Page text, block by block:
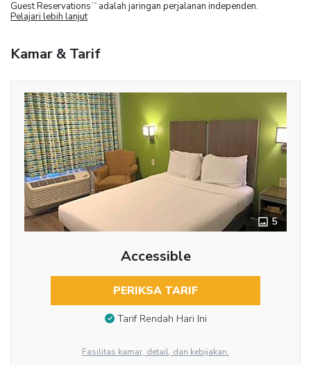
Guest Reservations TM
adalah jaringan perjalanan independen.
Pelajari lebih lanjut
Kamar & Tarif
5
Accessible
PERIKSA TARIF
Tarif Rendah Hari Ini
Fasilitas kamar, detail, dan kebijakan.